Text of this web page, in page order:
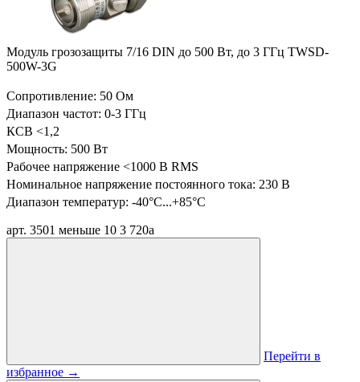
Модуль грозозащиты 7/16 DIN до 500 Вт, до 3 ГГц TWSD-
500W-3G
Сопротивление: 50 Ом
Диапазон частот: 0-3 ГГц
КСВ <1,2
Мощность: 500 Вт
Рабочее напряжение <1000 В RMS
Номинальное напряжение постоянного тока: 230 В
Диапазон температур: -40°C...+85°C
арт. 3501 меньше 10 3 720a
Перейти в
избранное →